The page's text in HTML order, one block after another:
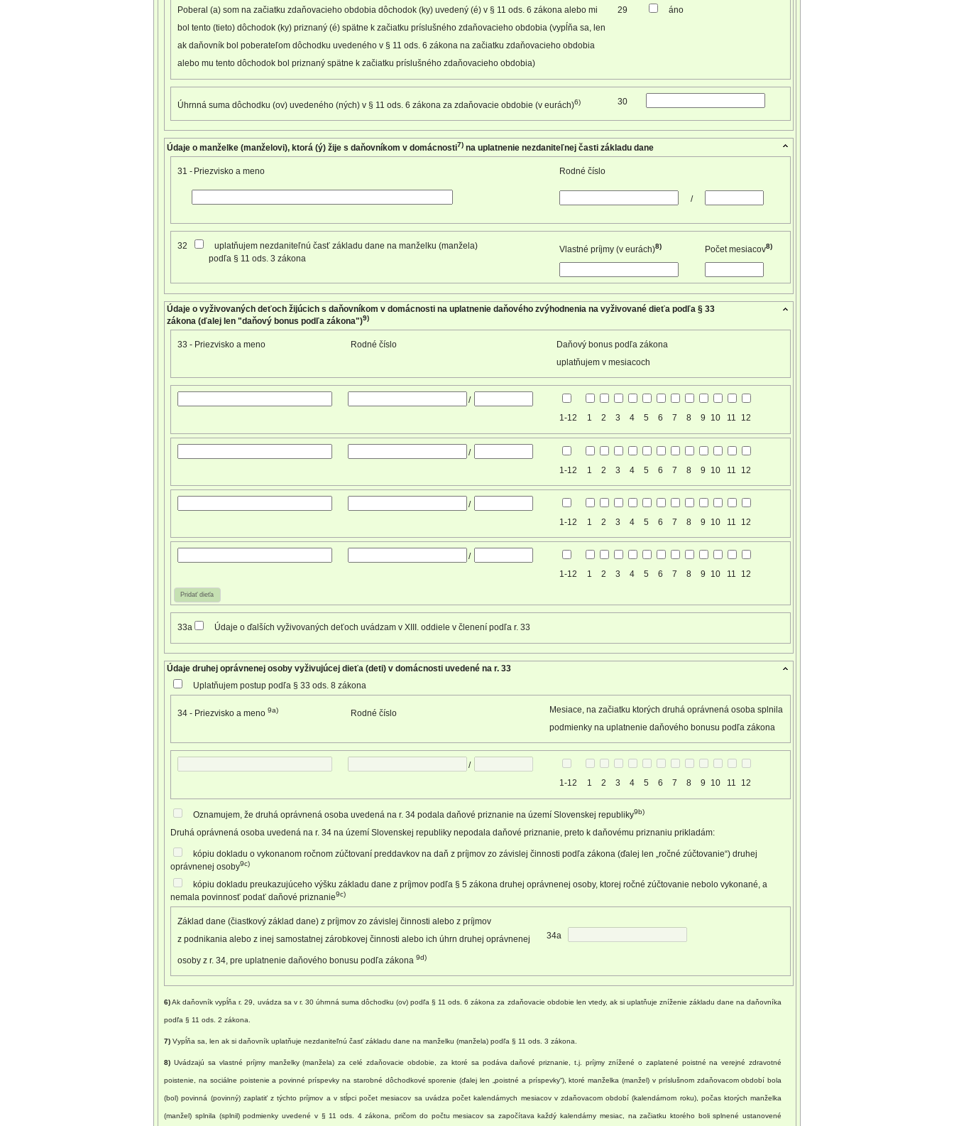
Poberal (a) som na začiatku zdaňovacieho obdobia dôchodok (ky) uvedený (é) v § 11 ods. 6 zákona alebo mi
bol tento (tieto) dôchodok (ky) priznaný (é) spätne k začiatku príslušného zdaňovacieho obdobia (vypĺňa sa, len
ak daňovník bol poberateľom dôchodku uvedeného v § 11 ods. 6 zákona na začiatku zdaňovacieho obdobia
alebo mu tento dôchodok bol priznaný spätne k začiatku príslušného zdaňovacieho obdobia)
29 áno
Úhrnná suma dôchodku (ov) uvedeného (ných) v § 11 ods. 6 zákona za zdaňovacie obdobie (v eurách)6) 30
Údaje o manželke (manželovi), ktorá (ý) žije s daňovníkom v domácnosti7) na uplatnenie nezdaniteľnej časti základu dane
31 -Priezvisko a meno Rodné číslo
/
32
uplatňujem nezdaniteľnú časť základu dane na manželku (manžela)
podľa § 11 ods. 3 zákona
Vlastné príjmy (v eurách)8) Počet mesiacov8)
Údaje o vyživovaných deťoch žijúcich s daňovníkom v domácnosti na uplatnenie daňového zvýhodnenia na vyživované dieťa podľa § 33
zákona (ďalej len "daňový bonus podľa zákona")9)
33 - Priezvisko a meno Rodné číslo
Daňový bonus podľa zákona
uplatňujem v mesiacoch
/
1-12
1 2 3 4 5 6 7 8 9 10 11 12
/
1-12
1 2 3 4 5 6 7 8 9 10 11 12
/
1-12
1 2 3 4 5 6 7 8 9 10 11 12
/
1-12
1 2 3 4 5 6 7 8 9 10 11 12
Pridať dieťa
33a Údaje o ďalších vyživovaných deťoch uvádzam v XIII. oddiele v členení podľa r. 33
Údaje druhej oprávnenej osoby vyživujúcej dieťa (deti) v domácnosti uvedené na r. 33
Uplatňujem postup podľa § 33 ods. 8 zákona
34 - Priezvisko a meno 9a) Rodné číslo
Mesiace, na začiatku ktorých druhá oprávnená osoba splnila
podmienky na uplatnenie daňového bonusu podľa zákona
/
1-12
1 2 3 4 5 6 7 8 9 10 11 12
Oznamujem, že druhá oprávnená osoba uvedená na r. 34 podala daňové priznanie na území Slovenskej republiky9b)
Druhá oprávnená osoba uvedená na r. 34 na území Slovenskej republiky nepodala daňové priznanie, preto k daňovému priznaniu prikladám:
kópiu dokladu o vykonanom ročnom zúčtovaní preddavkov na daň z príjmov zo závislej činnosti podľa zákona (ďalej len „ročné zúčtovanie“) druhej
oprávnenej osoby9c)
kópiu dokladu preukazujúceho výšku základu dane z príjmov podľa § 5 zákona druhej oprávnenej osoby, ktorej ročné zúčtovanie nebolo vykonané, a
nemala povinnosť podať daňové priznanie9c)
Základ dane (čiastkový základ dane) z príjmov zo závislej činnosti alebo z príjmov
z podnikania alebo z inej samostatnej zárobkovej činnosti alebo ich úhrn druhej oprávnenej
osoby z r. 34, pre uplatnenie daňového bonusu podľa zákona 9d)
34a
6)Ak daňovník vypĺňa r. 29, uvádza sa v r. 30 úhrnná suma dôchodku (ov) podľa § 11 ods. 6 zákona za zdaňovacie obdobie len vtedy, ak si uplatňuje zníženie základu dane na daňovníka
podľa § 11 ods. 2 zákona.
7) Vypĺňa sa, len ak si daňovník uplatňuje nezdaniteľnú časť základu dane na manželku (manžela) podľa § 11 ods. 3 zákona.
8) Uvádzajú sa vlastné príjmy manželky (manžela) za celé zdaňovacie obdobie, za ktoré sa podáva daňové priznanie, t.j. príjmy znížené o zaplatené poistné na verejné zdravotné
poistenie, na sociálne poistenie a povinné príspevky na starobné dôchodkové sporenie (ďalej len „poistné a príspevky“), ktoré manželka (manžel) v príslušnom zdaňovacom období bola
(bol) povinná (povinný) zaplatiť z týchto príjmov a v stĺpci počet mesiacov sa uvádza počet kalendárnych mesiacov v zdaňovacom období (kalendárnom roku), počas ktorých manželka
(manžel) splnila (splnil) podmienky uvedené v § 11 ods. 4 zákona, pričom do počtu mesiacov sa započítava každý kalendárny mesiac, na začiatku ktorého boli splnené ustanovené